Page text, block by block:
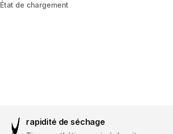
État de chargement
rapidité de séchage